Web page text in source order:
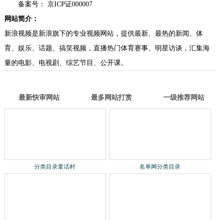
备案号： 京ICP证000007
网站简介：
新浪视频是新浪旗下的专业视频网站，提供最新、最热的新闻、体
育、娱乐、话题、搞笑视频，直播热门体育赛事、明星访谈，汇集海
量的电影、电视剧、综艺节目、公开课。
最新快审网站 最多网站打赏 一级推荐网站
分类目录童话村 名单网分类目录